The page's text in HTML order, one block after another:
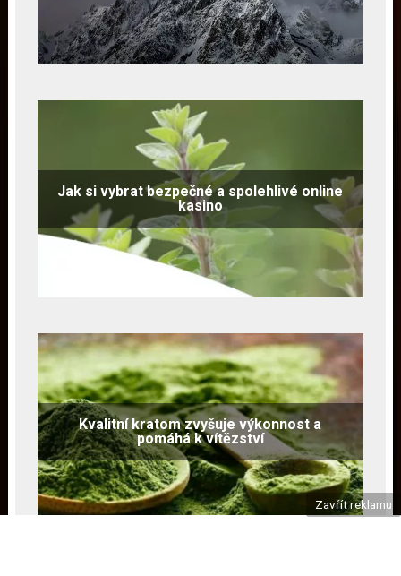
Jak si vybrat bezpečné a spolehlivé online
kasino
Kvalitní kratom zvyšuje výkonnost a
pomáhá k vítězství
Zavřít reklamu